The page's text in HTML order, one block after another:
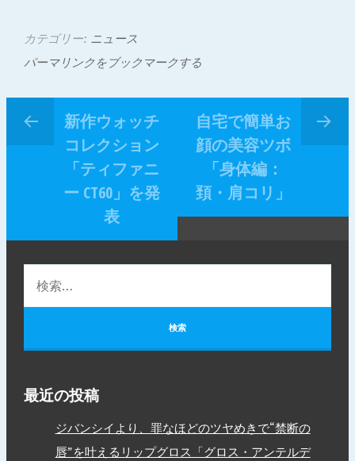
カテゴリー: ニュース
パーマリンクをブックマークする
新作ウォッチ
コレクション
「ティファニ
ー CT60」を発
表
自宅で簡単お
顔の美容ツボ
「身体編：
頚・肩コリ」
最近の投稿
ジバンシイより、罪なほどのツヤめきで“禁断の
唇”を叶えるリップグロス「グロス・アンテルデ